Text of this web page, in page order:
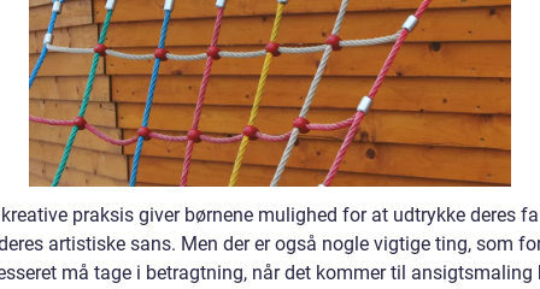
praksis giver børnene mulighed for at udtrykke deres
artistiske sans. Men der er også nogle vigtige ting, som
må tage i betragtning, når det kommer til ansigtsmaling